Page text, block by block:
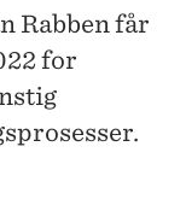
Rabben får
for